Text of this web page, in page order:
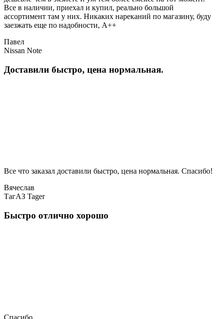
Все в наличии, приехал и купил, реально большой
ассортимент там у них. Никаких нареканий по магазину, буду
заезжать еще по надобности, A++
Павел
Nissan Note
Доставили быстро, цена нормальная.
Все что заказал доставили быстро, цена нормальная. Спасибо!
Вячеслав
ТагАЗ Tager
Быстро отлично хорошо
Спасибо